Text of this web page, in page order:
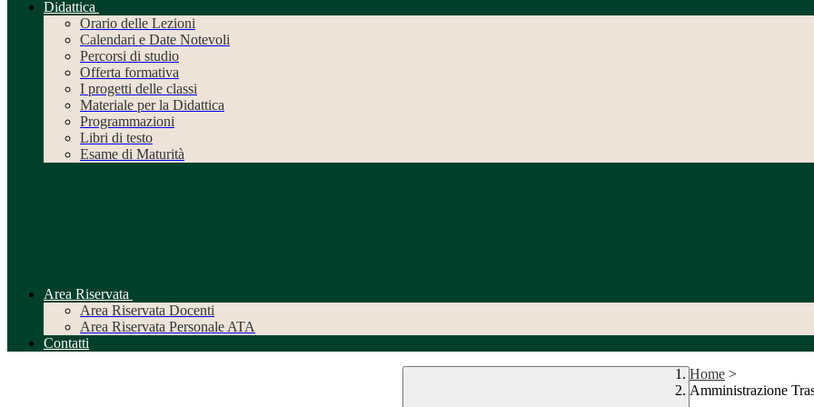
Didattica
Orario delle Lezioni
Calendari e Date Notevoli
Percorsi di studio
Offerta formativa
I progetti delle classi
Materiale per la Didattica
Programmazioni
Libri di testo
Esame di Maturità
Area Riservata
Area Riservata Docenti
Area Riservata Personale ATA
Contatti
Home >
Amministrazione